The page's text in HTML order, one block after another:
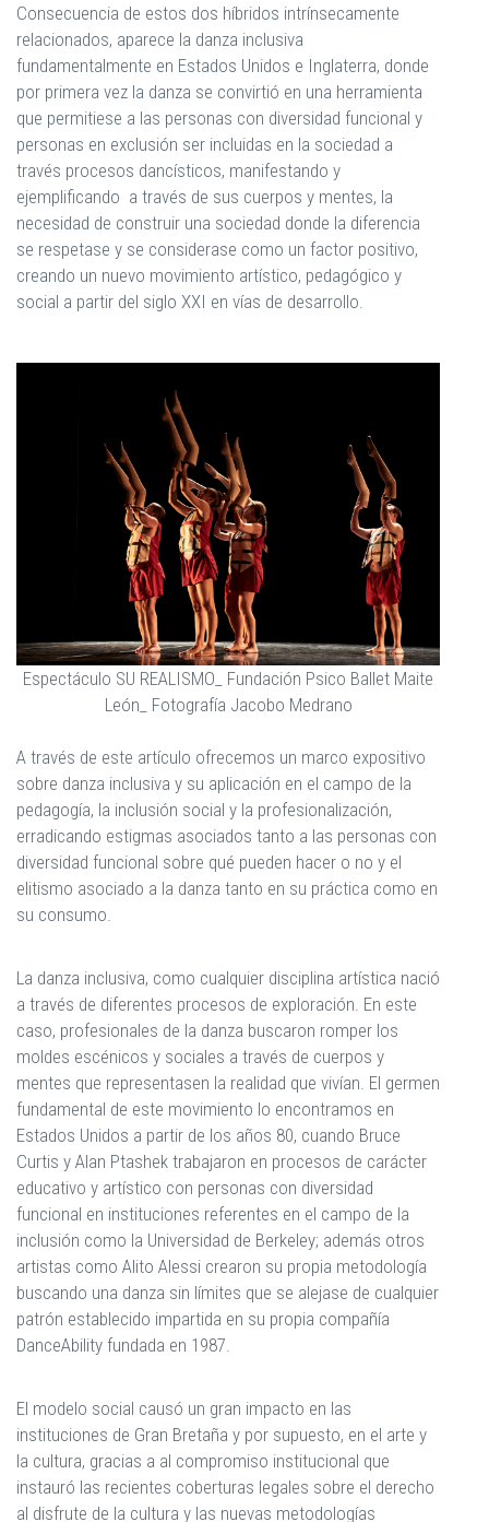
Consecuencia de estos dos híbridos intrínsecamente
relacionados, aparece la danza inclusiva
fundamentalmente en Estados Unidos e Inglaterra, donde
por primera vez la danza se convirtió en una herramienta
que permitiese a las personas con diversidad funcional y
personas en exclusión ser incluidas en la sociedad a
través procesos dancísticos, manifestando y
ejemplificando a través de sus cuerpos y mentes, la
necesidad de construir una sociedad donde la diferencia
se respetase y se considerase como un factor positivo,
creando un nuevo movimiento artístico, pedagógico y
social a partir del siglo XXI en vías de desarrollo.
Espectáculo SU REALISMO_ Fundación Psico Ballet Maite
León_ Fotografía Jacobo Medrano
A través de este artículo ofrecemos un marco expositivo
sobre danza inclusiva y su aplicación en el campo de la
pedagogía, la inclusión social y la profesionalización,
erradicando estigmas asociados tanto a las personas con
diversidad funcional sobre qué pueden hacer o no y el
elitismo asociado a la danza tanto en su práctica como en
su consumo.
La danza inclusiva, como cualquier disciplina artística nació
a través de diferentes procesos de exploración. En este
caso, profesionales de la danza buscaron romper los
moldes escénicos y sociales a través de cuerpos y
mentes que representasen la realidad que vivían. El germen
fundamental de este movimiento lo encontramos en
Estados Unidos a partir de los años 80, cuando Bruce
Curtis y Alan Ptashek trabajaron en procesos de carácter
educativo y artístico con personas con diversidad
funcional en instituciones referentes en el campo de la
inclusión como la Universidad de Berkeley; además otros
artistas como Alito Alessi crearon su propia metodología
buscando una danza sin límites que se alejase de cualquier
patrón establecido impartida en su propia compañía
DanceAbility fundada en 1987.
El modelo social causó un gran impacto en las
instituciones de Gran Bretaña y por supuesto, en el arte y
la cultura, gracias a al compromiso institucional que
instauró las recientes coberturas legales sobre el derecho
al disfrute de la cultura y las nuevas metodologías